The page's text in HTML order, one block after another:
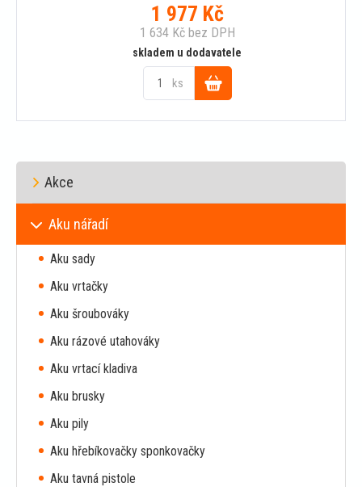
1 977 Kč
1 634 Kčbez DPH
skladem u dodavatele
ks
Do
Akce
Aku nářadí
Aku sady
Aku vrtačky
Aku šroubováky
Aku rázové utahováky
Aku vrtací kladiva
Aku brusky
Aku pily
Aku hřebíkovačky sponkovačky
Aku tavná pistole